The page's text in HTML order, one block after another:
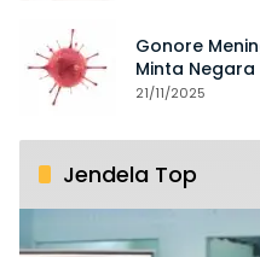
Gonore
Minta Negara
21/11/2025
Jendela Top